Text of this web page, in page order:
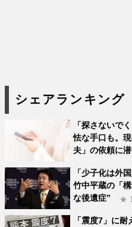
シェアランキング
「探さないで
怯な手口も。
夫」の依頼に
「少子化は外
竹中平蔵の「
な後遺症”
★ 1
「震度7」に